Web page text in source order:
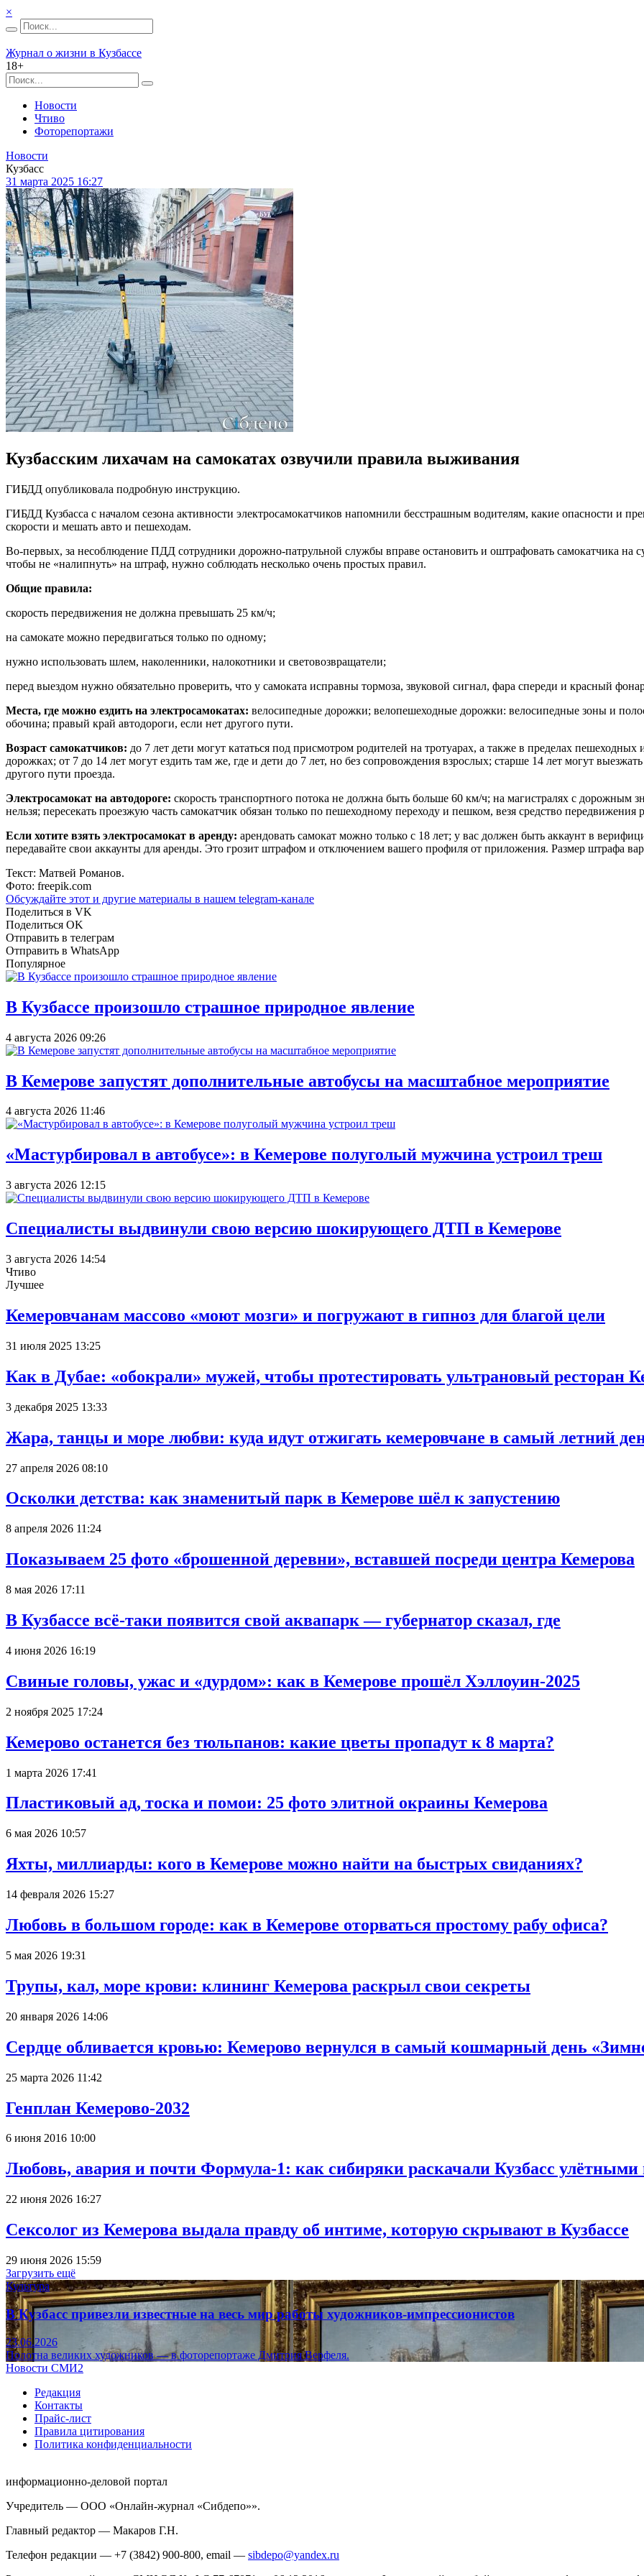
×
Журнал о жизни в Кузбассе
18+
Новости
Чтиво
Фоторепортажи
Новости
Кузбасс
31 марта 2025 16:27
Кузбасским лихачам на самокатах озвучили правила выживания
ГИБДД опубликовала подробную инструкцию.
ГИБДД Кузбасса с началом сезона активности электросамокатчиков напомнили бесстрашным водителям, какие опасности и
скорости и мешать авто и пешеходам.
Во-первых, за несоблюдение ПДД сотрудники дорожно-патрульной службы вправе остановить и оштрафовать самокатчика на
чтобы не «налипнуть» на штраф, нужно соблюдать несколько очень простых правил.
Общие правила:
скорость передвижения не должна превышать 25 км/ч;
на самокате можно передвигаться только по одному;
нужно использовать шлем, наколенники, налокотники и световозвращатели;
перед выездом нужно обязательно проверить, что у самоката исправны тормоза, звуковой сигнал, фара спереди и красный
Места, где можно ездить на электросамокатах: велосипедные дорожки; велопешеходные дорожки: велосипедные зоны и
обочина; правый край автодороги, если нет другого пути.
Возраст самокатчиков: до 7 лет дети могут кататься под присмотром родителей на тротуарах, а также в пределах
дорожках; от 7 до 14 лет могут ездить там же, где и дети до 7 лет, но без сопровождения взрослых; старше 14 лет могут
другого пути проезда.
Электросамокат на автодороге: скорость транспортного потока не должна быть больше 60 км/ч; на магистралях с дорожным
нельзя; пересекать проезжую часть самокатчик обязан только по пешеходному переходу и пешком, везя средство передвижения
Если хотите взять электросамокат в аренду: арендовать самокат можно только с 18 лет; у вас должен быть аккаунт в
передавайте свои аккаунты для аренды. Это грозит штрафом и отключением вашего профиля от приложения. Размер штрафа
Текст: Матвей Романов.
Фото: freepik.com
Обсуждайте этот и другие материалы в нашем telegram-канале
Поделиться в VK
Поделиться OK
Отправить в телеграм
Отправить в WhatsApp
Популярное
В Кузбассе произошло страшное природное явление
4 августа 2026 09:26
В Кемерове запустят дополнительные автобусы на масштабное мероприятие
4 августа 2026 11:46
«Мастурбировал в автобусе»: в Кемерове полуголый мужчина устроил треш
3 августа 2026 12:15
Специалисты выдвинули свою версию шокирующего ДТП в Кемерове
3 августа 2026 14:54
Чтиво
Лучшее
Кемеровчанам массово «моют мозги» и погружают в гипноз для благой цели
31 июля 2025 13:25
Как в Дубае: «обокрали» мужей, чтобы протестировать ультрановый ресторан
3 декабря 2025 13:33
Жара, танцы и море любви: куда идут отжигать кемеровчане в самый летний
27 апреля 2026 08:10
Осколки детства: как знаменитый парк в Кемерове шёл к запустению
8 апреля 2026 11:24
Показываем 25 фото «брошенной деревни», вставшей посреди центра Кемерова
8 мая 2026 17:11
В Кузбассе всё-таки появится свой аквапарк — губернатор сказал, где
4 июня 2026 16:19
Свиные головы, ужас и «дурдом»: как в Кемерове прошёл Хэллоуин-2025
2 ноября 2025 17:24
Кемерово останется без тюльпанов: какие цветы пропадут к 8 марта?
1 марта 2026 17:41
Пластиковый ад, тоска и помои: 25 фото элитной окраины Кемерова
6 мая 2026 10:57
Яхты, миллиарды: кого в Кемерове можно найти на быстрых свиданиях?
14 февраля 2026 15:27
Любовь в большом городе: как в Кемерове оторваться простому рабу офиса?
5 мая 2026 19:31
Трупы, кал, море крови: клининг Кемерова раскрыл свои секреты
20 января 2026 14:06
Сердце обливается кровью: Кемерово вернулся в самый кошмарный день
25 марта 2026 11:42
Генплан Кемерово-2032
6 июня 2016 10:00
Любовь, авария и почти Формула-1: как сибиряки раскачали Кузбасс улётными
22 июня 2026 16:27
Сексолог из Кемерова выдала правду об интиме, которую скрывают в Кузбассе
29 июня 2026 15:59
Загрузить ещё
Культура
В Кузбасс привезли известные на весь мир работы художников-импрессионистов
23.06.2026
Полотна великих художников — в фоторепортаже Дмитрия Верфеля.
Новости СМИ2
Редакция
Контакты
Прайс-лист
Правила цитирования
Политика конфиденциальности
информационно-деловой портал
Учредитель — ООО «Онлайн-журнал «Сибдепо»».
Главный редактор — Макаров Г.Н.
Телефон редакции — +7 (3842) 900-800, email — sibdepo@yandex.ru